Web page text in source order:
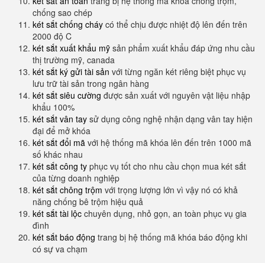
chống sao chép
két sắt chống cháy có thể chịu được nhiệt độ lên đến trên
2000 độ C
két sắt xuất khẩu mỹ sản phẩm xuất khẩu đáp ứng nhu cầu
thị trường mỹ, canada
két sắt ký gửi tài sản với từng ngăn két riêng biệt phục vụ
lưu trữ tài sản trong ngân hàng
két sắt siêu cường được sản xuất với nguyên vật liệu nhập
khẩu 100%
két sắt vân tay sử dụng công nghệ nhận dạng vân tay hiện
đại để mở khóa
két sắt đổi mã với hệ thống mã khóa lên đến trên 1000 mã
số khác nhau
két sắt công ty phục vụ tốt cho nhu cầu chọn mua két sắt
của từng doanh nghiệp
két sắt chông trộm với trọng lượng lớn vì vậy nó có khả
năng chống bê trộm hiệu quả
két sắt tài lộc chuyên dụng, nhỏ gọn, an toàn phục vụ gia
đình
két sắt báo động trang bị hệ thống mã khóa báo động khi
có sự va chạm